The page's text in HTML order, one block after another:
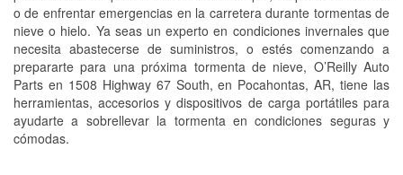
o de enfrentar emergencias en la carretera durante tormentas de
nieve o hielo. Ya seas un experto en condiciones invernales que
necesita abastecerse de suministros, o estés comenzando a
prepararte para una próxima tormenta de nieve, O’Reilly Auto
Parts en 1508 Highway 67 South, en Pocahontas, AR, tiene las
herramientas, accesorios y dispositivos de carga portátiles para
ayudarte a sobrellevar la tormenta en condiciones seguras y
cómodas.
Mangueras hidráulicas a la medida
Snowstorm Supplies
Tornado Supplies
Conoce más